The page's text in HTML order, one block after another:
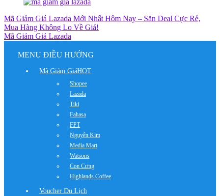
Mã Giảm Giá Lazada Mới Nhất Hôm Nay – Săn Deal Cực Rẻ,
Mua Hàng Không Lo Về Giá!
Mã Giảm Giá Lazada
MENU ĐIỀU HƯỚNG
Mã Giảm GiáHOT
Shopee
Lazada
Tiki
Fahasa
FPT
Nguyễn Kim
Media Mart
Watsons
Con Cưng
Highlands Coffee
Voucher Du Lịch